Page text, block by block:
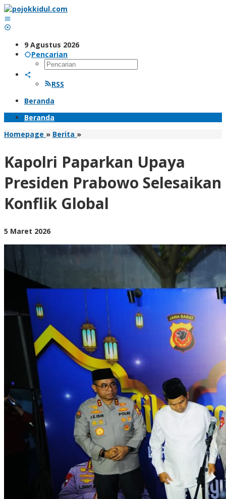
Lewati
ke
konten
9 Agustus 2026
Pencarian
RSS
Beranda
Beranda
Homepage » Berita »Kapolri
Presiden
Prabowo
Selesaikan
Konflik
Global
Kapolri Paparkan Upaya
Presiden Prabowo Selesaikan
Konflik Global
5 Maret 2026oleh